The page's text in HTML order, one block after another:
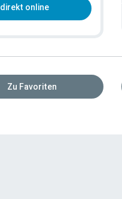
direkt online
Zu Favoriten